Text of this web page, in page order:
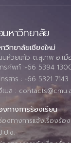
หาวิทยาลัย
วิทยาลัยเชียงใหม่
ห้วยแก้ว ต.สุเทพ อ.เ
รศัพท์ :+66 5394
รสาร : +66 5321 7143
เมล :
งทางการร้องเรียน
องทางการแจ้งเรื่องร้อ
.ป.ช.